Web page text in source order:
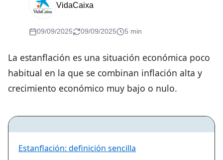
VidaCaixa
09/09/2025 09/09/2025 5 min
La estanflación es una situación económica poco
habitual en la que se combinan inflación alta y
crecimiento económico muy bajo o nulo.
Estanflación: definición sencilla